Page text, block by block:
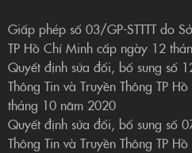
Giấp phép số 03/GP-STTTT do
TP Hồ Chí Minh cấp ngày 12
Quyết định sửa đổi, bổ sung số
Thông Tin và Truyền Thông TP
tháng 10 năm 2020
Quyết định sửa đổi, bổ sung số
Thông Tin và Truyền Thông TP